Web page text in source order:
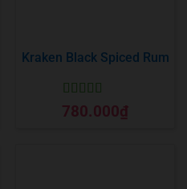
Kraken Black Spiced Rum
Được xếp
hạng55 sao
780.000₫